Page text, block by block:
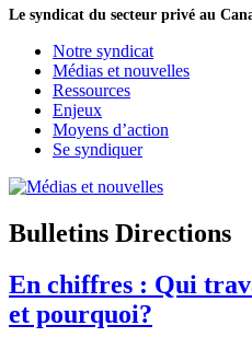
Le syndicat du secteur privé au
Notre syndicat
Médias et nouvelles
Ressources
Enjeux
Moyens d’action
Se syndiquer
Bulletins Directions
En chiffres : Qui
et pourquoi?